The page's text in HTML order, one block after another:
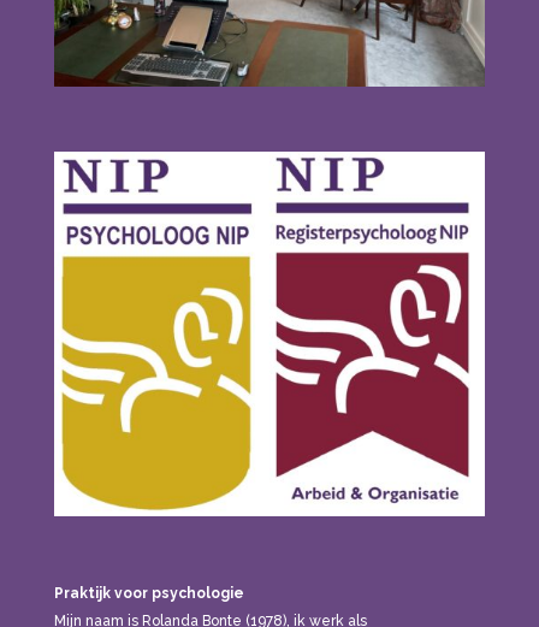
Praktijk voor psychologie
Mijn naam is Rolanda Bonte (1978), ik werk als